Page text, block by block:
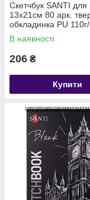
Скетчбук SANTI для
13х21см 80 арк.
обкладинка PU
чорний
В наявності
206 ₴
Купити